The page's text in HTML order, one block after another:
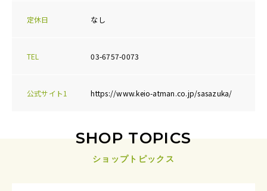
定休日 なし
TEL 03-6757-0073
公式サイト1 https://www.keio-atman.co.jp/sasazuka/
SHOP TOPICS
ショップトピックス